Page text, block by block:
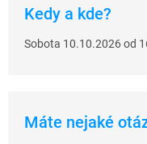
Kedy a kde?
Sobota 10.10.2026 od
Máte nejaké